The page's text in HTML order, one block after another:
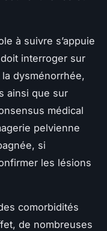
à suivre s’appuie
interroger sur
dysménorrhée,
ainsi que sur
médical
pelvienne
si
les lésions
comorbidités
de nombreuses